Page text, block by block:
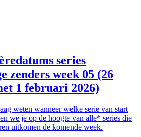
series
zenders week 05 (26
1 februari 2026)
weten wanneer welke serie van start
we je op de hoogte van alle* series die
uitkomen de komende week.